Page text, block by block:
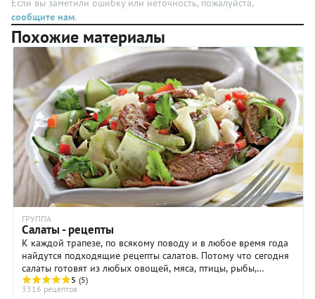
красивые,
чистые.
Йогурт
нужен
натуральный
без
добавок,
лучше,
конечно,
греческий.
Остальное —
по списку.
Вот такой
рецепт
курицы с
невероятно
оригинальным
и
изысканным,
текстура
салата —
очень
нежной,
особенно
если вы
не будете
сильно
утрамбовывать
слои.
Если вы заметили ошибку или неточность, пожалуйста,
сообщите нам.
Похожие материалы
ГРУППА
Салаты - рецепты
К каждой трапезе, по всякому поводу и в любое время года
найдутся подходящие рецепты салатов. Потому что сегодня
салаты готовят из любых овощей, мяса, птицы, рыбы,
макаронных изделий, крупы и бобовых, ...
5 (5)
3316 рецептов